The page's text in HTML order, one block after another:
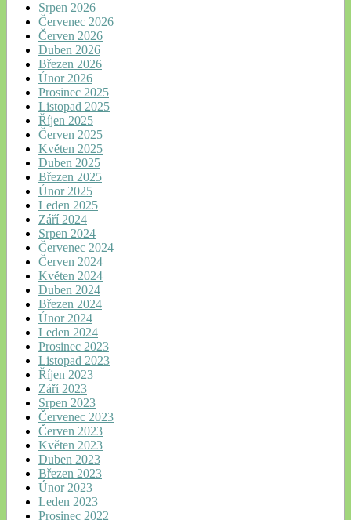
Srpen 2026
Červenec 2026
Červen 2026
Duben 2026
Březen 2026
Únor 2026
Prosinec 2025
Listopad 2025
Říjen 2025
Červen 2025
Květen 2025
Duben 2025
Březen 2025
Únor 2025
Leden 2025
Září 2024
Srpen 2024
Červenec 2024
Červen 2024
Květen 2024
Duben 2024
Březen 2024
Únor 2024
Leden 2024
Prosinec 2023
Listopad 2023
Říjen 2023
Září 2023
Srpen 2023
Červenec 2023
Červen 2023
Květen 2023
Duben 2023
Březen 2023
Únor 2023
Leden 2023
Prosinec 2022